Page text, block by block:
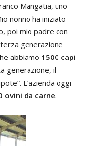
Mangatia, uno
nonno ha iniziato
poi mio padre con
generazione
abbiamo 1500 capi
generazione, il
L’azienda oggi
ovini da carne.